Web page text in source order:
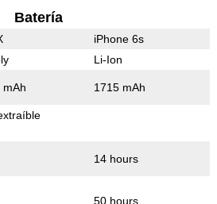
Batería
iPhone 6s
Li-Ion
mAh 1715 mAh
14 hours
50 hours